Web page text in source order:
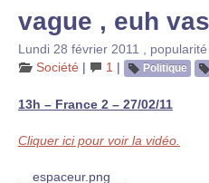
vague , euh
Lundi 28 février 2011
Société | 1 | Politique
13h – France 2 – 27/02/11
Cliquer ici pour voir la vidéo.
__espaceur.png__